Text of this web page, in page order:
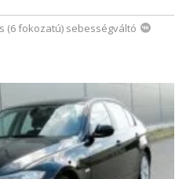
(6 fokozatú) sebességváltó